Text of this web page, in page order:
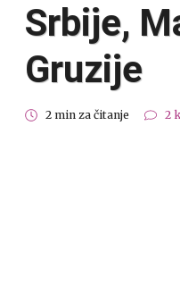
Srbije,
Gruzije
2 min za čitanje 2